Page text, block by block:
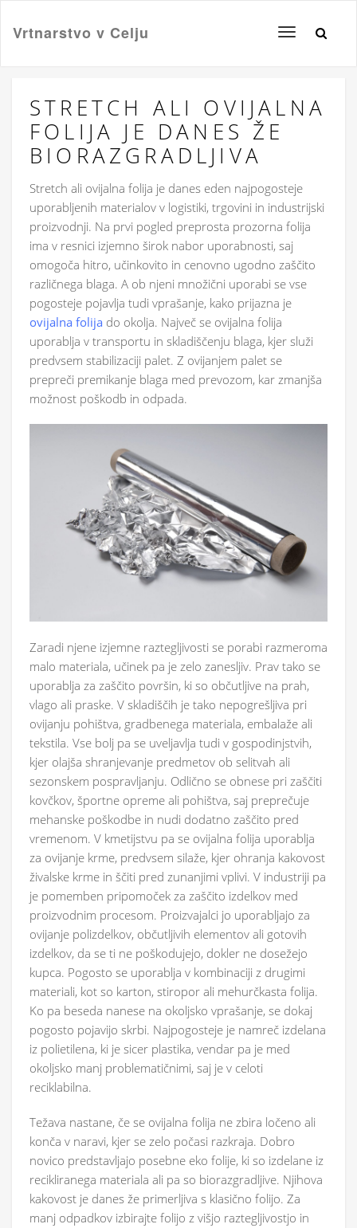
Toggle
Vrtnarstvo v Celju
STRETCH ALI OVIJALNA
FOLIJA JE DANES ŽE
BIORAZGRADLJIVA
Stretch ali ovijalna folija je danes eden najpogosteje
uporabljenih materialov v logistiki, trgovini in industrijski
proizvodnji. Na prvi pogled preprosta prozorna folija
ima v resnici izjemno širok nabor uporabnosti, saj
omogoča hitro, učinkovito in cenovno ugodno zaščito
različnega blaga. A ob njeni množični uporabi se vse
pogosteje pojavlja tudi vprašanje, kako prijazna je
ovijalna folija do okolja. Največ se ovijalna folija
uporablja v transportu in skladiščenju blaga, kjer služi
predvsem stabilizaciji palet. Z ovijanjem palet se
prepreči premikanje blaga med prevozom, kar zmanjša
možnost poškodb in odpada.
Zaradi njene izjemne raztegljivosti se porabi razmeroma
malo materiala, učinek pa je zelo zanesljiv. Prav tako se
uporablja za zaščito površin, ki so občutljive na prah,
vlago ali praske. V skladiščih je tako nepogrešljiva pri
ovijanju pohištva, gradbenega materiala, embalaže ali
tekstila. Vse bolj pa se uveljavlja tudi v gospodinjstvih,
kjer olajša shranjevanje predmetov ob selitvah ali
sezonskem pospravljanju. Odlično se obnese pri zaščiti
kovčkov, športne opreme ali pohištva, saj preprečuje
mehanske poškodbe in nudi dodatno zaščito pred
vremenom. V kmetijstvu pa se ovijalna folija uporablja
za ovijanje krme, predvsem silaže, kjer ohranja kakovost
živalske krme in ščiti pred zunanjimi vplivi. V industriji pa
je pomemben pripomoček za zaščito izdelkov med
proizvodnim procesom. Proizvajalci jo uporabljajo za
ovijanje polizdelkov, občutljivih elementov ali gotovih
izdelkov, da se ti ne poškodujejo, dokler ne dosežejo
kupca. Pogosto se uporablja v kombinaciji z drugimi
materiali, kot so karton, stiropor ali mehurčkasta folija.
Ko pa beseda nanese na okoljsko vprašanje, se dokaj
pogosto pojavijo skrbi. Najpogosteje je namreč izdelana
iz polietilena, ki je sicer plastika, vendar pa je med
okoljsko manj problematičnimi, saj je v celoti
reciklabilna.
Težava nastane, če se ovijalna folija ne zbira ločeno ali
konča v naravi, kjer se zelo počasi razkraja. Dobro
novico predstavljajo posebne eko folije, ki so izdelane iz
recikliranega materiala ali pa so biorazgradljive. Njihova
kakovost je danes že primerljiva s klasično folijo. Za
manj odpadkov izbirajte folijo z višjo raztegljivostjo in